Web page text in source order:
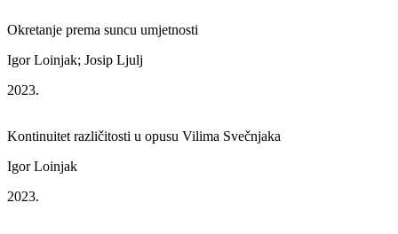
Okretanje prema suncu umjetnosti
Igor Loinjak; Josip Ljulj
2023.
Kontinuitet različitosti u opusu Vilima Svečnjaka
Igor Loinjak
2023.